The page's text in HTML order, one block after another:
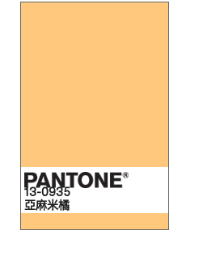
13-0935
亞麻米橘